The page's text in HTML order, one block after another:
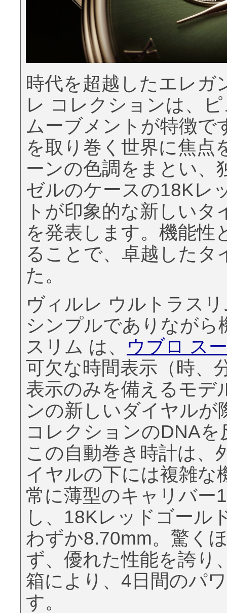
時代を超越したエレガ
レ コレクションは、
ムーブメントが特徴で
を取り巻く世界に焦点
ーンの色調をまとい、
ゼルのケースの18Kレ
トが印象的な新しい
を発表します。機能性
ることで、卓越したタ
た。
ヴィルレ ウルトラス
シンプルでありなが
スリム は、 ウブロ ス
可欠な時間表示（時、
表示のみを備えるモデ
ンの新しいダイヤルが
コレクションのDNA
この自動巻き時計は、
イヤルの下には複雑な
常に薄型のキャリバー
し、18Kレッドゴール
わずか8.70mm。驚く
ず、優れた性能を誇り
箱により、4日間のパ
す。